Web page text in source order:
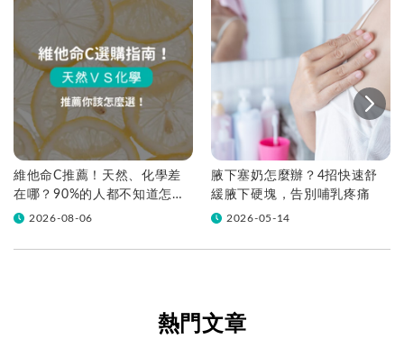
維他命C推薦！天然、化學差
在哪？90%的人都不知道怎麼
挑！帶你一次看
2026-08-06
腋下塞奶怎麼辦？4招快速舒
緩腋下硬塊，告別哺乳疼痛
2026-05-14
熱門文章